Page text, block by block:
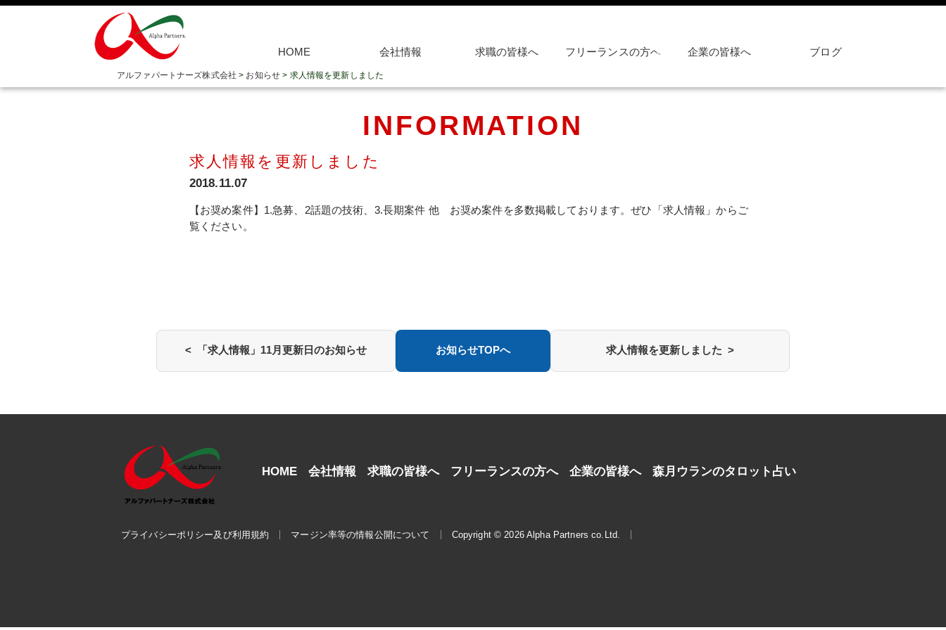
HOME 会社情報 求職の皆様へ フリーランスの方へ 企業の皆様へ ブログ
アルファパートナーズ株式会社 > お知らせ > 求人情報を更新しました
INFORMATION
求人情報を更新しました
2018.11.07
【お奨め案件】1.急募、2話題の技術、3.長期案件 他 お奨め案件を多数掲載しております。ぜひ「求人情報」からご
覧ください。
< 「求人情報」11月更新日のお知らせ お知らせTOPへ 求人情報を更新しました >
HOME 会社情報 求職の皆様へ フリーランスの方へ 企業の皆様へ 森月ウランのタロット占い
プライバシーポリシー及び利用規約 マージン率等の情報公開について Copyright © 2026 Alpha Partners co.Ltd.